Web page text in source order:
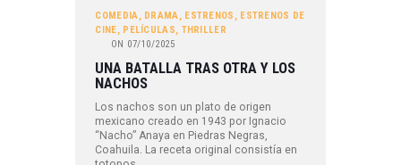
COMEDIA, DRAMA, ESTRENOS , ESTRENOS DE
CINE, PELÍCULAS, THRILLER
ON 07/10/2025
UNA BATALLA TRAS OTRA Y LOS
NACHOS
Los nachos son un plato de origen
mexicano creado en 1943 por Ignacio
“Nacho” Anaya en Piedras Negras,
Coahuila. La receta original consistía en